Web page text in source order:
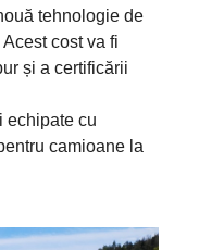
tehnologie de
cost va fi
și a certificării
echipate cu
camioane la